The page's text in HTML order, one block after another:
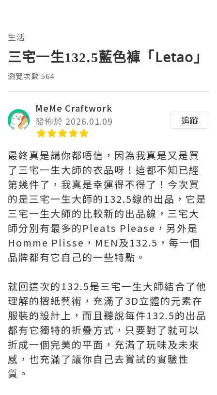
生活
三宅一生132.5藍色褲「Letao」
瀏覽次數:564
MeMe Craftwork
發佈於 2026.01.09
追蹤
最終真是講你都唔信，因為我真是又是買
了三宅一生大師的衣品呀！這都不知已經
第幾件了，我真是幸運得不得了！今次買
的是三宅一生大師的132.5線的出品，它是
三宅一生大師的比較新的出品線，三宅大
師分別有最多的Pleats Please，另外是
Homme Plisse，MEN及132.5，每一個
品牌都有它自己的一些特點。
就回這次的132.5是三宅一生大師結合了他
理解的摺紙藝術，充滿了3D立體的元素在
服裝的設計上，而且聽說每件132.5的出品
都有它獨特的折疊方式，只要對了就可以
折成一個完美的平面，充滿了玩味及未來
感，也充滿了讓你自己去賞試的實驗性
質。